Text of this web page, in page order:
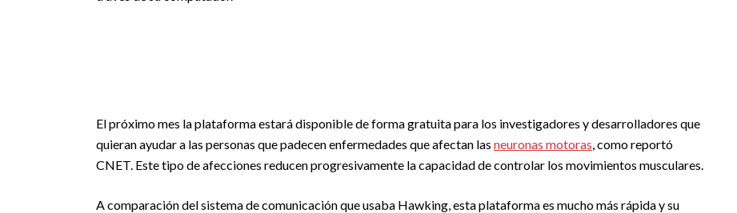
El próximo mes la plataforma estará disponible de forma gratuita para los investigadores y desarrolladores que
quieran ayudar a las personas que padecen enfermedades que afectan las neuronas motoras, como reportó
CNET. Este tipo de afecciones reducen progresivamente la capacidad de controlar los movimientos musculares.
A comparación del sistema de comunicación que usaba Hawking, esta plataforma es mucho más rápida y su